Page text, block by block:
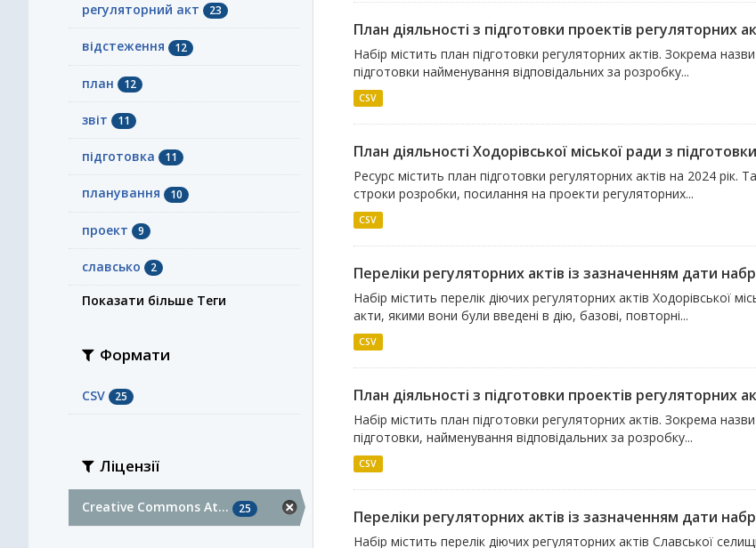
регуляторний акт 23
відстеження 12
план 12
звіт 11
підготовка 11
планування 10
проект 9
славсько 2
Показати більше Теги
Формати
CSV 25
Ліцензії
Creative Commons At... 25
План діяльності з підготовки проектів регуляторних
Набір містить план підготовки регуляторних актів. Зокрема
підготовки найменування відповідальних за розробку...
CSV
План діяльності Ходорівської міської ради з
Ресурс містить план підготовки регуляторних актів на 2024 рік.
строки розробки, посилання на проекти регуляторних...
CSV
Переліки регуляторних актів із зазначенням дати
Набір містить перелік діючих регуляторних актів Ходорівської
акти, якими вони були введені в дію, базові, повторні...
CSV
План діяльності з підготовки проектів регуляторних
Набір містить план підготовки регуляторних актів. Зокрема
підготовки, найменування відповідальних за розробку...
CSV
Переліки регуляторних актів із зазначенням дати
Набір містить перелік діючих регуляторних актів Славської